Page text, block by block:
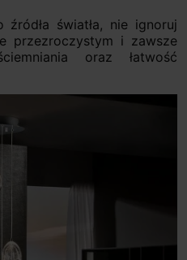
światła, nie ignoruj
przezroczystym i zawsze
oraz łatwość